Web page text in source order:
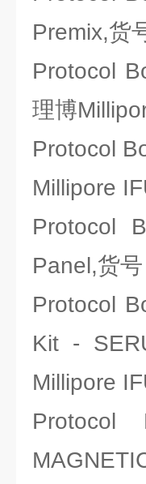
Premix,货
Protocol
理博
Protocol
Millipore
Protocol
Panel,货
Protocol
Kit -
Millipore
Protocol